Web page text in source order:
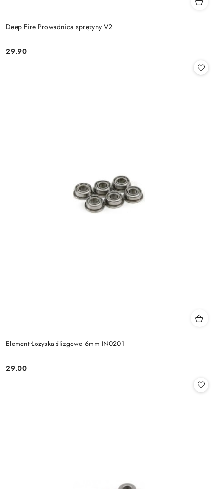
Deep Fire Prowadnica sprężyny V2
Cena:
29.90
Element Łożyska ślizgowe 6mm IN0201
Cena:
29.00